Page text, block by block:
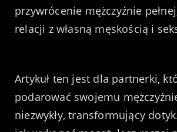
przywrócenie mężczyźnie
relacji z własną męskością i
Artykuł ten jest dla partnerki,
podarować swojemu
niezwykły, transformujący